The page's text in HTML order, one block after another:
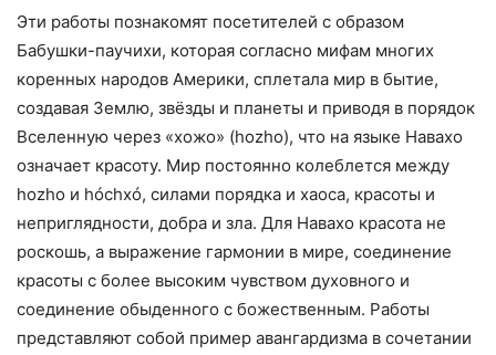
Эти работы познакомят посетителей с образом
Бабушки-паучихи, которая согласно мифам многих
коренных народов Америки, сплетала мир в бытие,
создавая Землю, звёзды и планеты и приводя в порядок
Вселенную через «хожо» (hozho), что на языке Навахо
означает красоту. Мир постоянно колеблется между
hozho и hóchxó, силами порядка и хаоса, красоты и
неприглядности, добра и зла. Для Навахо красота не
роскошь, а выражение гармонии в мире, соединение
красоты с более высоким чувством духовного и
соединение обыденного с божественным. Работы
представляют собой пример авангардизма в сочетании